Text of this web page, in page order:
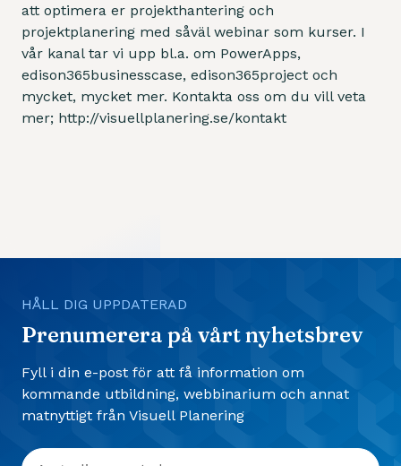
att optimera er projekthantering och
projektplanering med såväl webinar som kurser. I
vår kanal tar vi upp bl.a. om PowerApps,
edison365businesscase, edison365project och
mycket, mycket mer. Kontakta oss om du vill veta
mer; http://visuellplanering.se/kontakt
HÅLL DIG UPPDATERAD
Prenumerera på vårt nyhetsbrev
Fyll i din e-post för att få information om
kommande utbildning, webbinarium och annat
matnyttigt från Visuell Planering